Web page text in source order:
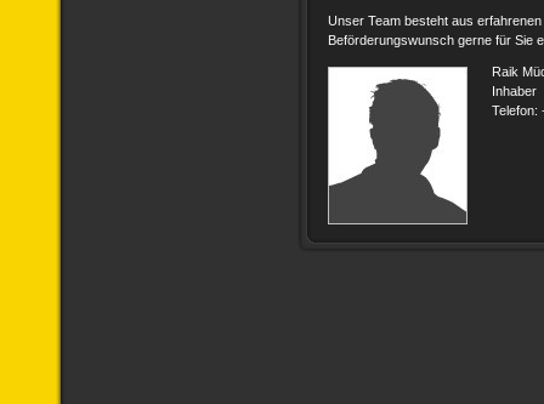
Unser Team besteht aus
Beförderungswunsch gerne für Sie
Raik
Inhaber
Telefon: